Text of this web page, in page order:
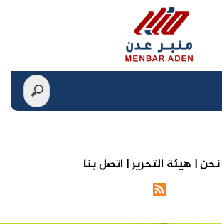
| هيئة التحرير | اتصل بنا